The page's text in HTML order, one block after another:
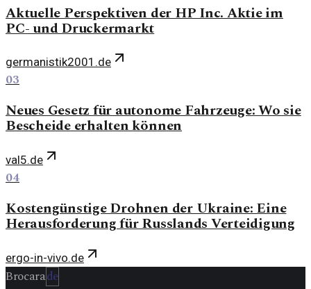
Aktuelle Perspektiven der HP Inc. Aktie im
PC- und Druckermarkt
germanistik2001.de
03
Neues Gesetz für autonome Fahrzeuge: Wo sie
Bescheide erhalten können
val5.de
04
Kostengünstige Drohnen der Ukraine: Eine
Herausforderung für Russlands Verteidigung
ergo-in-vivo.de
Brocarade